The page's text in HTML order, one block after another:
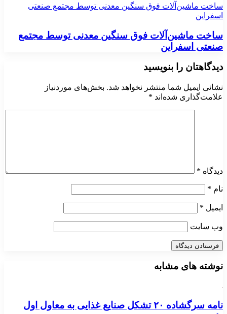
ساخت ماشین‌آلات فوق سنگین معدنی توسط مجتمع صنعتی
اسفراین
ساخت ماشین‌آلات فوق سنگین معدنی توسط مجتمع
صنعتی اسفراین
دیدگاهتان را بنویسید
نشانی ایمیل شما منتشر نخواهد شد. بخش‌های موردنیاز
علامت‌گذاری شده‌اند *
دیدگاه *
نام *
ایمیل *
وب‌ سایت
نوشته های مشابه
نامه سرگشاده ۲۰ تشکل صنایع غذایی به معاول اول